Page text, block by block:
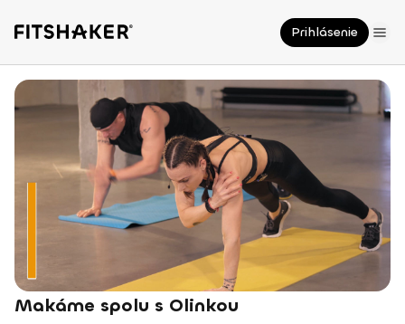
Prihlásenie
Makáme spolu s Olinkou